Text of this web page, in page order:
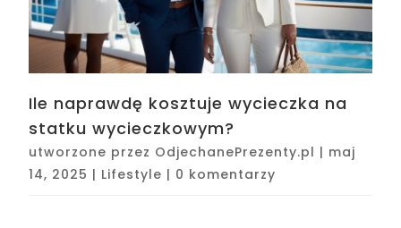
Ile naprawdę kosztuje wycieczka na
statku wycieczkowym?
utworzone przez OdjechanePrezenty.pl | maj
14, 2025 | Lifestyle | 0 komentarzy